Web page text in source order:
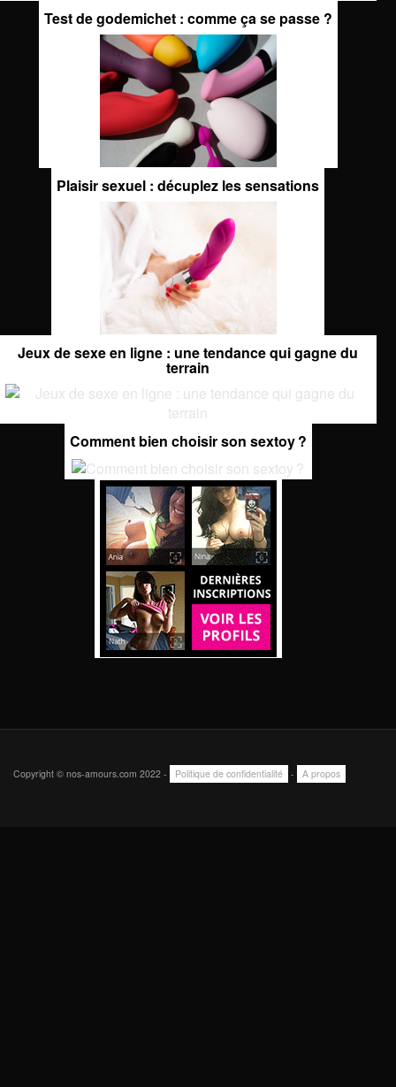
Test de godemichet : comme ça se passe ?
Plaisir sexuel : décuplez les sensations
Jeux de sexe en ligne : une tendance qui gagne du
terrain
Comment bien choisir son sextoy ?
Copyright © nos-amours.com 2022 - Politique de confidentialité - A propos